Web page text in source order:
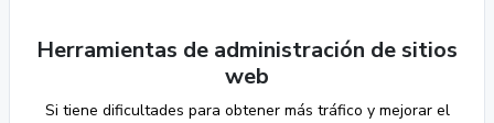
Herramientas de administración de sitios
web
Si tiene dificultades para obtener más tráfico y mejorar el